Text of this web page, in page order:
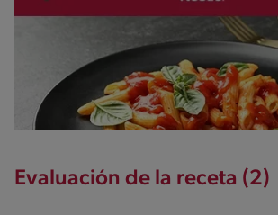
Evaluación de la receta (2)